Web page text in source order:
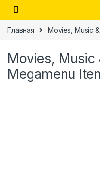
Skip to navigation
Skip to content
Главная Movies, Music
Movies, Music
Megamenu